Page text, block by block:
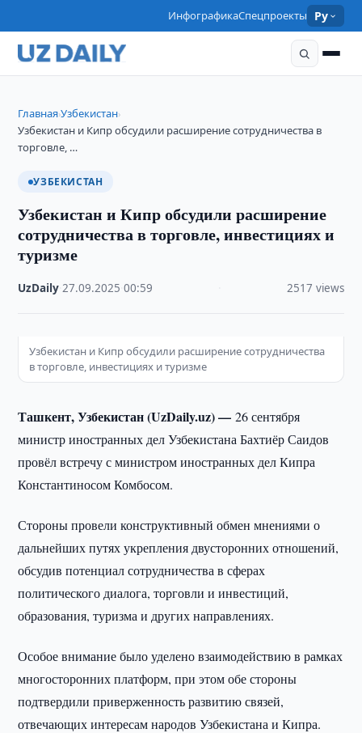
ИнфографикаСпецпроекты Ру
Главная›Узбекистан›
Узбекистан и Кипр обсудили расширение сотрудничества в
торговле, …
УЗБЕКИСТАН
Узбекистан и Кипр обсудили расширение
сотрудничества в торговле, инвестициях и
туризме
UzDaily ·27.09.2025 ·00:59 2517 views
Узбекистан и Кипр обсудили расширение сотрудничества
в торговле, инвестициях и туризме
Ташкент, Узбекистан (UzDaily.uz) —26 сентября
министр иностранных дел Узбекистана Бахтиёр Саидов
провёл встречу с министром иностранных дел Кипра
Константиносом Комбосом.
Стороны провели конструктивный обмен мнениями о
дальнейших путях укрепления двусторонних отношений,
обсудив потенциал сотрудничества в сферах
политического диалога, торговли и инвестиций,
образования, туризма и других направлениях.
Особое внимание было уделено взаимодействию в рамках
многосторонних платформ, при этом обе стороны
подтвердили приверженность развитию связей,
отвечающих интересам народов Узбекистана и Кипра.